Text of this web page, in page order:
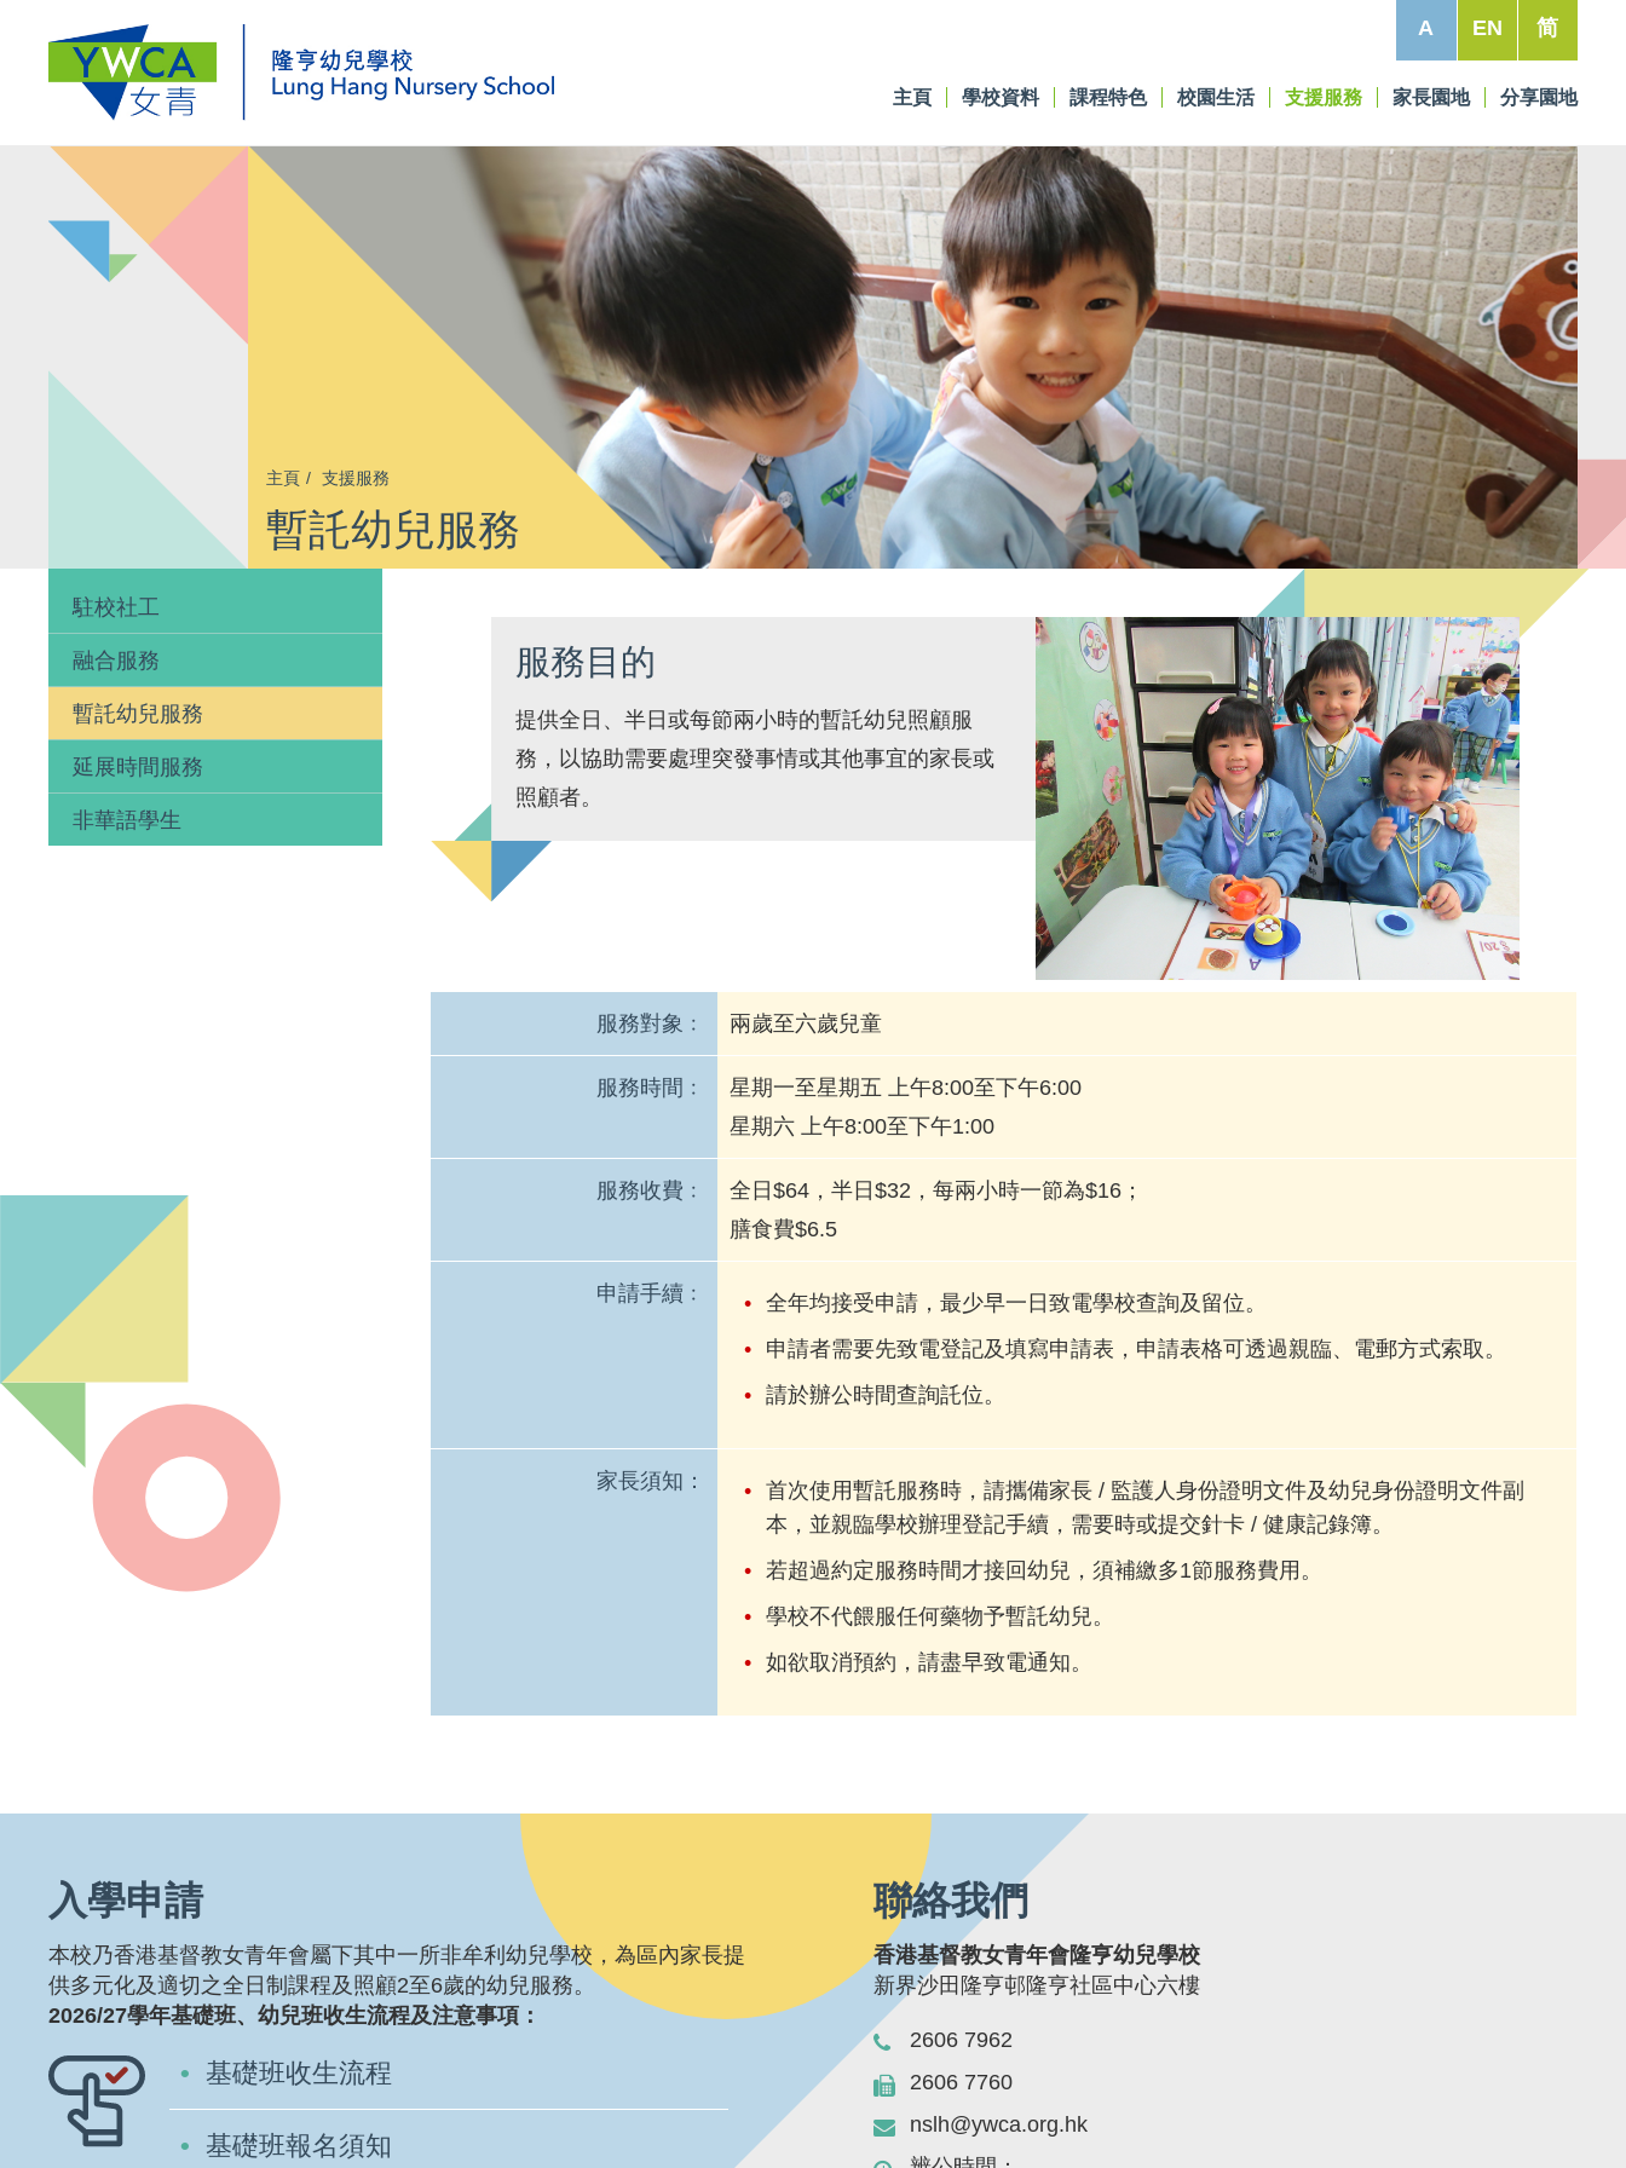
A EN 简
主頁 學校資料 課程特色 校園生活 支援服務 家長園地 分享園地
主頁 支援服務
暫託幼兒服務
駐校社工
融合服務
暫託幼兒服務
延展時間服務
非華語學生
服務目的
提供全日、半日或每節兩小時的暫託幼兒照顧服
務，以協助需要處理突發事情或其他事宜的家長或
照顧者。
服務對象﹕ 兩歲至六歲兒童
服務時間﹕
星期一至星期五 上午8:00至下午6:00
星期六 上午8:00至下午1:00
服務收費﹕
全日$64，半日$32，每兩小時一節為$16；
膳食費$6.5
申請手續﹕
全年均接受申請，最少早一日致電學校查詢及留位。
申請者需要先致電登記及填寫申請表，申請表格可透過親臨、電郵方式索取。
請於辦公時間查詢託位。
家長須知：
首次使用暫託服務時，請攜備家長 / 監護人身份證明文件及幼兒身份證明文件副
本，並親臨學校辦理登記手續，需要時或提交針卡 / 健康記錄簿。
若超過約定服務時間才接回幼兒，須補繳多1節服務費用。
學校不代餵服任何藥物予暫託幼兒。
如欲取消預約，請盡早致電通知。
入學申請
本校乃香港基督教女青年會屬下其中一所非牟利幼兒學校，為區內家長提
供多元化及適切之全日制課程及照顧2至6歲的幼兒服務。
2026/27學年基礎班、幼兒班收生流程及注意事項：
基礎班收生流程
基礎班報名須知
聯絡我們
香港基督教女青年會隆亨幼兒學校
新界沙田隆亨邨隆亨社區中心六樓
2606 7962
2606 7760
nslh@ywca.org.hk